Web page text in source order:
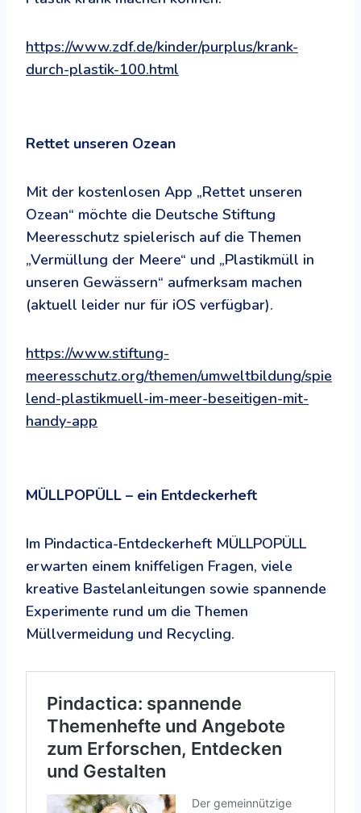
https://www.zdf.de/kinder/purplus/krank-
durch-plastik-100.html
Rettet unseren Ozean
Mit der kostenlosen App „Rettet unseren
Ozean“ möchte die Deutsche Stiftung
Meeresschutz spielerisch auf die Themen
„Vermüllung der Meere“ und „Plastikmüll in
unseren Gewässern“ aufmerksam machen
(aktuell leider nur für iOS verfügbar).
https://www.stiftung-
meeresschutz.org/themen/umweltbildung/spie
lend-plastikmuell-im-meer-beseitigen-mit-
handy-app
MÜLLPOPÜLL – ein Entdeckerheft
Im Pindactica-Entdeckerheft MÜLLPOPÜLL
erwarten einem kniffeligen Fragen, viele
kreative Bastelanleitungen sowie spannende
Experimente rund um die Themen
Müllvermeidung und Recycling.